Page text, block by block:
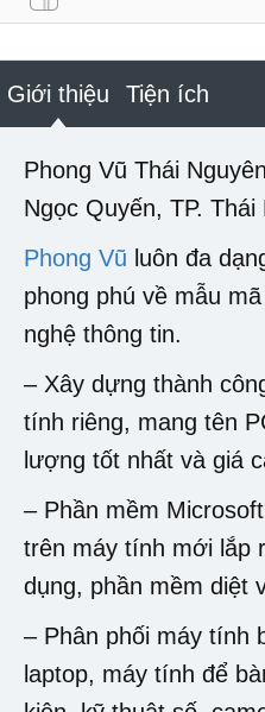
Giới thiệu Tiện ích
Phong Vũ Thái
Ngọc Quyến, TP. Thái
Phong Vũ luôn đa
phong phú về mẫu
nghệ thông tin.
– Xây dựng thành
tính riêng, mang tên
lượng tốt nhất và giá
– Phần mềm
trên máy tính mới lắp
dụng, phần mềm diệt
– Phân phối máy tính
laptop, máy tính để